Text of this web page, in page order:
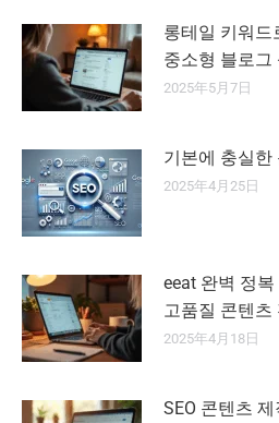
롱테일 키워드
중소형 블로그
2025年5月7日
기본에 충실한
2025年4月25日
eeat 완벽 정
고품질 콘텐츠
2025年4月18日
SEO 콘텐츠